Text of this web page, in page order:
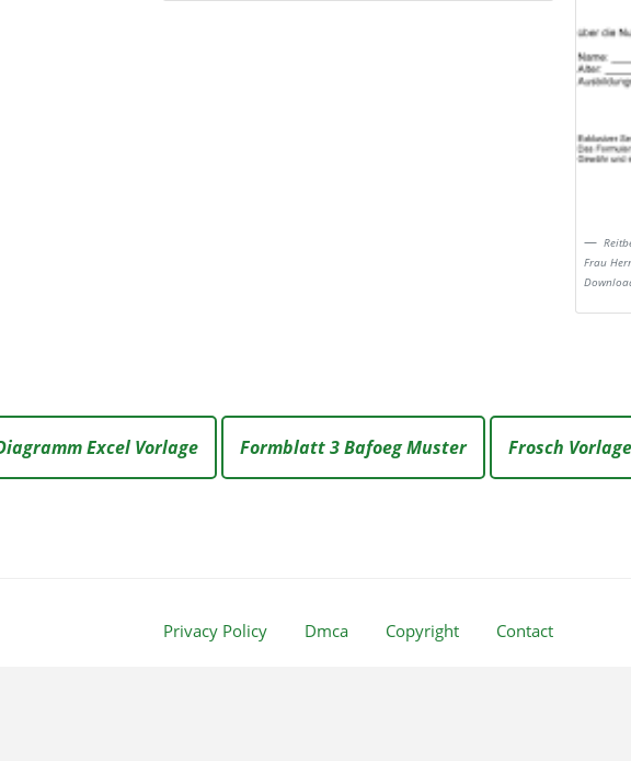
Frau
Excel Vorlage Formblatt 3 Bafoeg Muster Frosch
Privacy Policy Dmca Copyright Contact